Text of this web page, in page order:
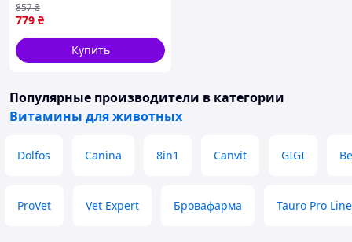
чувствительной кожи 250
мл (0450-vart)
779 ₴
857₴
Купить
Популярные производители в категории
Витамины для животных
Dolfos Canina 8in1 Canvit GIGI
ProVet Vet Expert Бровафарма Tauro Pro Line